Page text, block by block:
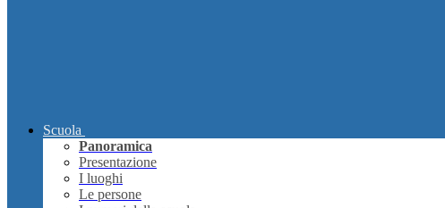
Scuola
Panoramica
Presentazione
I luoghi
Le persone